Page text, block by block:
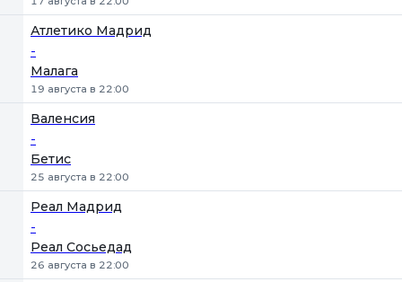
Атлетико Мадрид
-
Малага
19 августа в 22:00
Валенсия
-
Бетис
25 августа в 22:00
Реал Мадрид
-
Реал Сосьедад
26 августа в 22:00